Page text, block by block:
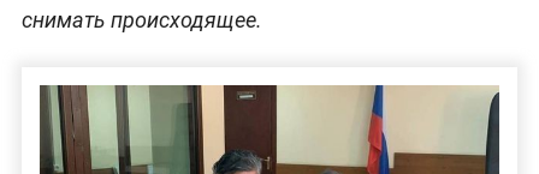
снимать происходящее.